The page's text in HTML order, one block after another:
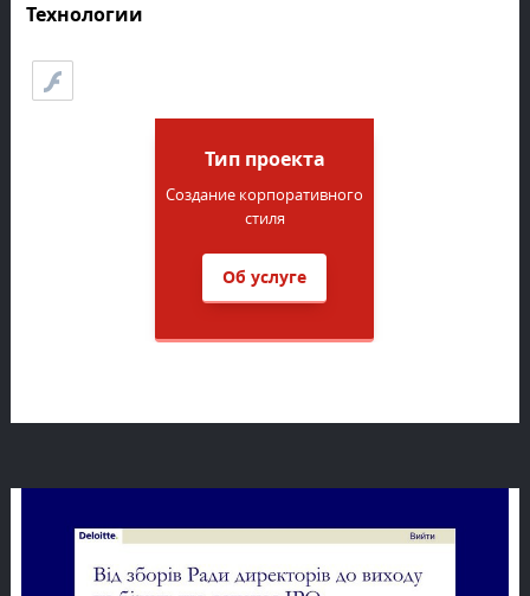
Технологии
Тип проекта
Создание корпоративного
стиля
Об услуге